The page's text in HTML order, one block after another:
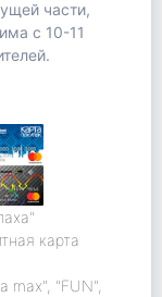
части,
с 10-11
карта
max", "FUN",